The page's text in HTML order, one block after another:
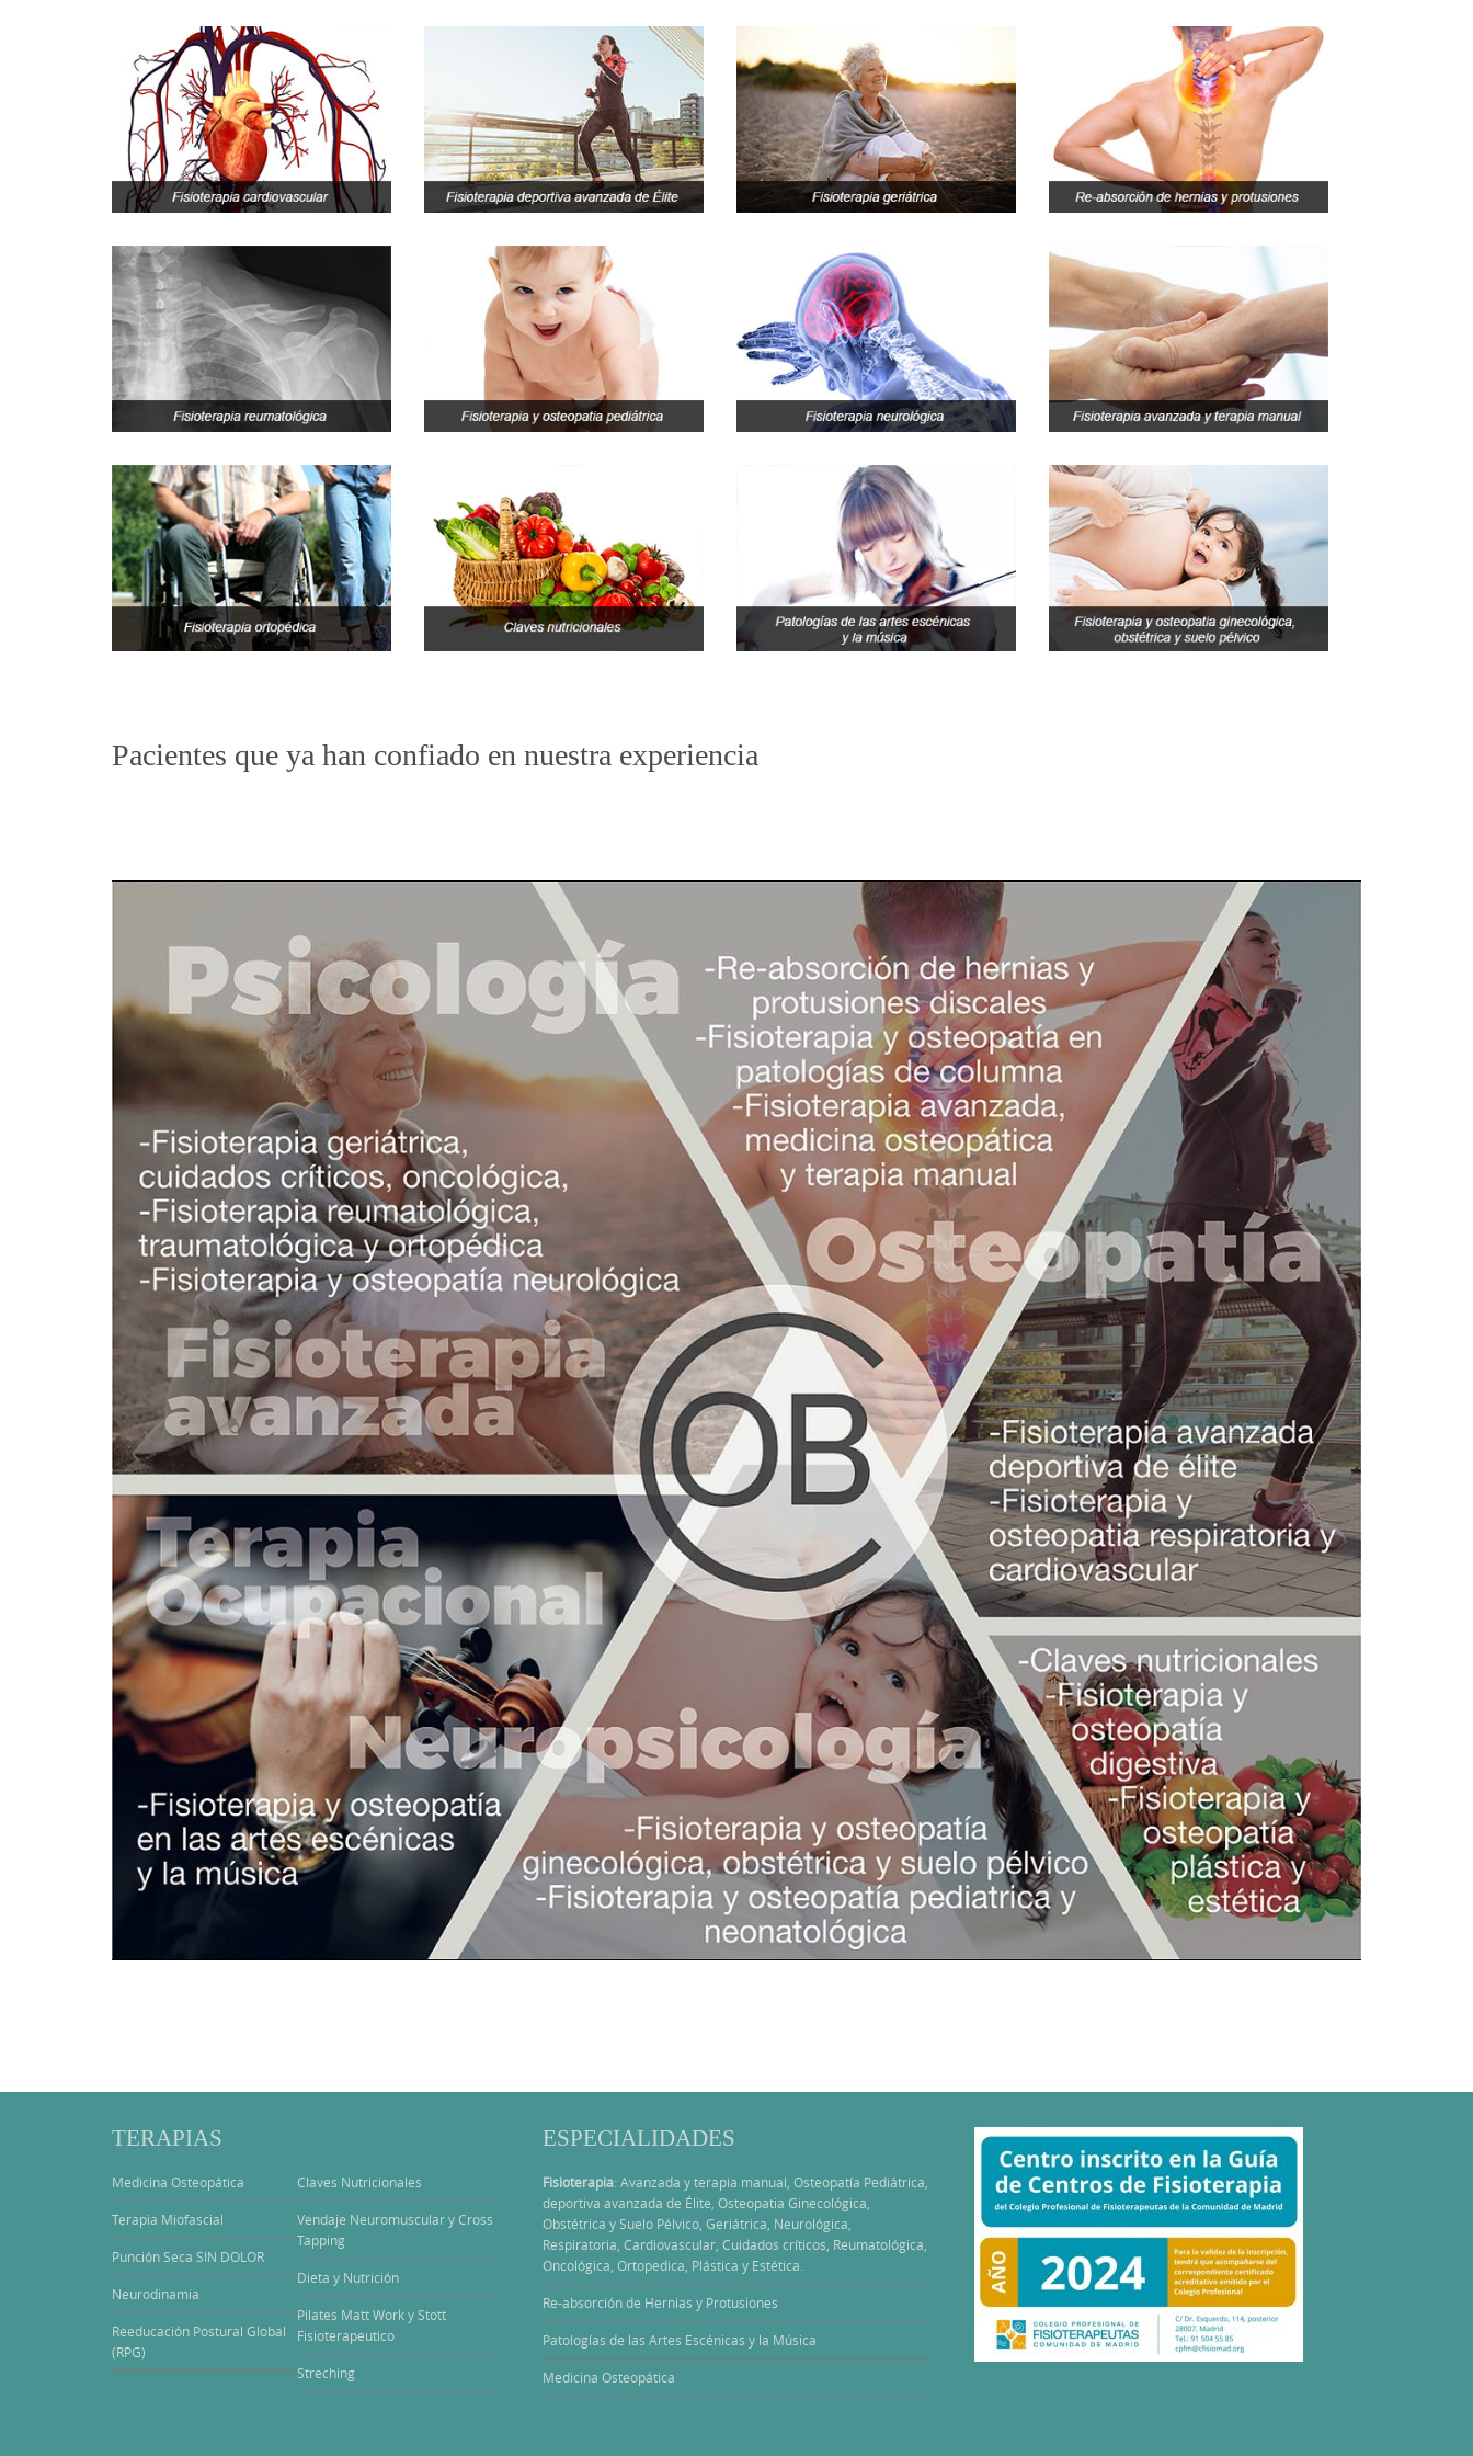
Pacientes que ya han confiado en nuestra experiencia
TERAPIAS
Medicina Osteopática
Terapia Miofascial
Punción Seca SIN DOLOR
Neurodinamia
Reeducación Postural Global
(RPG)
Claves Nutricionales
Vendaje Neuromuscular y Cross
Tapping
Dieta y Nutrición
Pilates Matt Work y Stott
Fisioterapeutico
Streching
ESPECIALIDADES
Fisioterapia: Avanzada y terapia manual, Osteopatía Pediátrica,
deportiva avanzada de Élite, Osteopatia Ginecológica,
Obstétrica y Suelo Pélvico, Geriátrica, Neurológica,
Respiratoria, Cardiovascular, Cuidados críticos, Reumatológica,
Oncológica, Ortopedica, Plástica y Estética.
Re-absorción de Hernias y Protusiones
Patologías de las Artes Escénicas y la Música
Medicina Osteopática